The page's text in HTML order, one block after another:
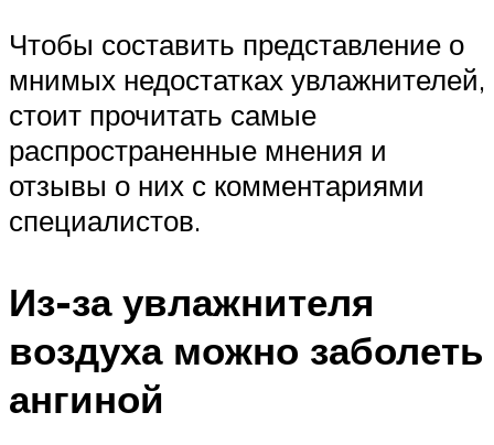
Чтобы составить представление о
мнимых недостатках увлажнителей,
стоит прочитать самые
распространенные мнения и
отзывы о них с комментариями
специалистов.
Из-за увлажнителя
воздуха можно заболеть
ангиной